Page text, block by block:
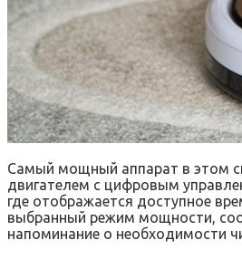
Самый мощный аппарат в этом
двигателем с цифровым
где отображаетcя доступное
выбранный режим мощности,
напоминание о необходимости